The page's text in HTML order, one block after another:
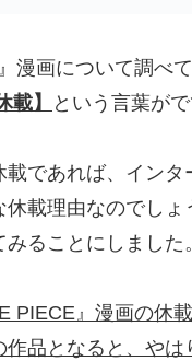
漫画について調べて
載】
という言葉がで
載であれば、イン
休載理由なのでし
ることにしました。
PIECE』漫画の休
作品となると、や